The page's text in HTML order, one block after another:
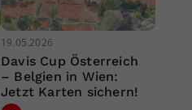
19.05.2026
Davis Cup Österreich
– Belgien in Wien:
Jetzt Karten sichern!